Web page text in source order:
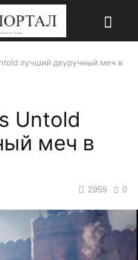
лучший двуручный меч в
Untold
меч в
0
2959